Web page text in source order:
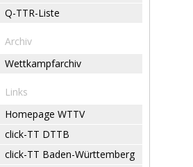
Q-TTR-Liste
Archiv
Wettkampfarchiv
Links
Homepage WTTV
click-TT DTTB
click-TT Baden-Württemberg